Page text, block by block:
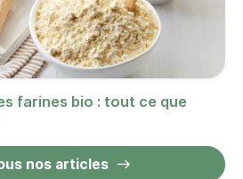
farines bio : tout ce que
nos articles